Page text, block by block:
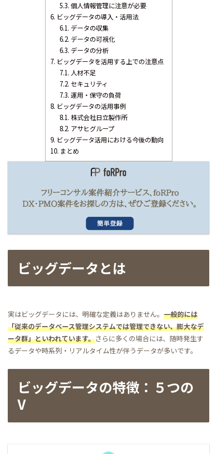
5.3. 個人情報管理に注意が必要
6. ビッグデータの導入・活用法
6.1. データの収集
6.2. データの可視化
6.3. データの分析
7. ビッグデータを活用する上での注意点
7.1. 人材不足
7.2. セキュリティ
7.3. 運用・保守の負荷
8. ビッグデータの活用事例
8.1. 株式会社日立製作所
8.2. アサヒグループ
9. ビッグデータ活用における今後の動向
10. まとめ
ビッグデータとは
実はビッグデータには、明確な定義はありません。 一般的には
「従来のデータベース管理システムでは管理できない、膨大なデ
ータ群」といわれています。さらに多くの場合には、随時発生す
るデータや時系列・リアルタイム性が伴うデータが多いです。
ビッグデータの特徴：５つの
V